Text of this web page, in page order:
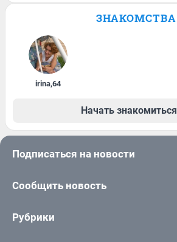
ЗНАКОМСТВА
irina,64
Начать знакомиться
Подписаться на новости
Сообщить новость
Рубрики